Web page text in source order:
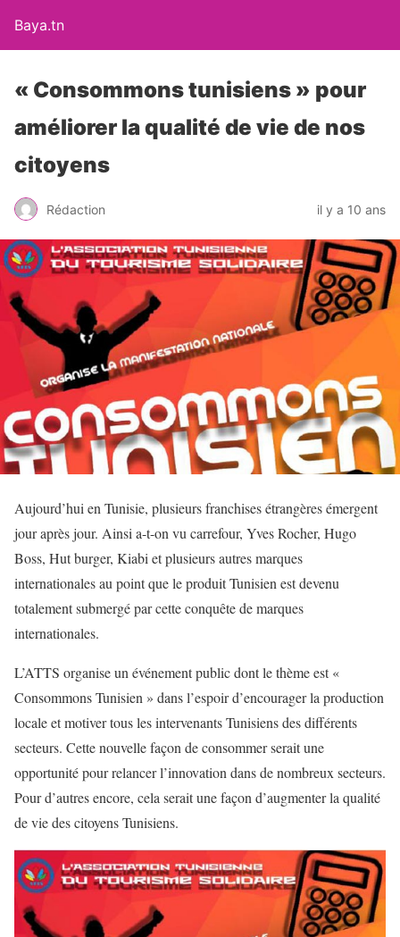
Baya.tn
« Consommons tunisiens » pour
améliorer la qualité de vie de nos
citoyens
Rédaction il y a 10 ans
Aujourd’hui en Tunisie, plusieurs franchises étrangères émergent
jour après jour. Ainsi a-t-on vu carrefour, Yves Rocher, Hugo
Boss, Hut burger, Kiabi et plusieurs autres marques
internationales au point que le produit Tunisien est devenu
totalement submergé par cette conquête de marques
internationales.
L’ATTS organise un événement public dont le thème est «
Consommons Tunisien » dans l’espoir d’encourager la production
locale et motiver tous les intervenants Tunisiens des différents
secteurs. Cette nouvelle façon de consommer serait une
opportunité pour relancer l’innovation dans de nombreux secteurs.
Pour d’autres encore, cela serait une façon d’augmenter la qualité
de vie des citoyens Tunisiens.